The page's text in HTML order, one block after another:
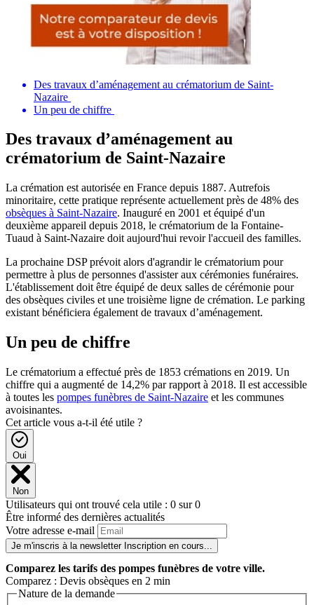
Des travaux d’aménagement au crématorium de Saint-
Nazaire
Un peu de chiffre
Des travaux d’aménagement au
crématorium de Saint-Nazaire
La crémation est autorisée en France depuis 1887. Autrefois
minoritaire, cette pratique représente actuellement près de 48% des
obsèques à Saint-Nazaire. Inauguré en 2001 et équipé d'un
deuxième appareil depuis 2018, le crématorium de la Fontaine-
Tuaud à Saint-Nazaire doit aujourd'hui revoir l'accueil des familles.
La prochaine DSP prévoit alors d'agrandir le crématorium pour
permettre à plus de personnes d'assister aux cérémonies funéraires.
L'établissement doit être équipé de deux salles de cérémonie pour
des obsèques civiles et une troisième ligne de crémation. Le parking
existant bénéficiera également de travaux d’aménagement.
Un peu de chiffre
Le crématorium a effectué près de 1853 crémations en 2019. Un
chiffre qui a augmenté de 14,2% par rapport à 2018. Il est accessible
à toutes les pompes funèbres de Saint-Nazaire et les communes
avoisinantes.
Cet article vous a-t-il été utile ?
Oui
Non
Utilisateurs qui ont trouvé cela utile : 0 sur 0
Être informé des dernières actualités
Votre adresse e-mail
Je m'inscris à la newsletter Inscription en cours...
Comparez les tarifs des pompes funèbres de votre ville.
Comparez : Devis obsèques en 2 min
Nature de la demande